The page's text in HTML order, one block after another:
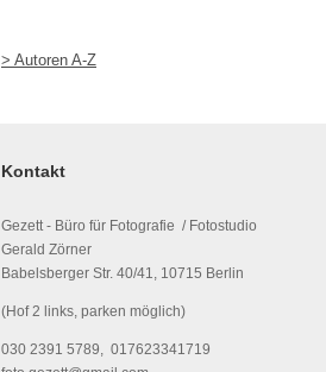
> Autoren A-Z
Kontakt
Gezett - Büro für Fotografie / Fotostudio
Gerald Zörner
Babelsberger Str. 40/41, 10715 Berlin
(Hof 2 links, parken möglich)
030 2391 5789, 017623341719